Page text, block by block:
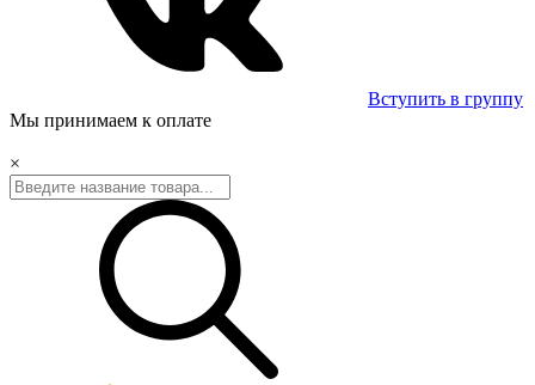
Вступить в группу
Мы принимаем к оплате
×